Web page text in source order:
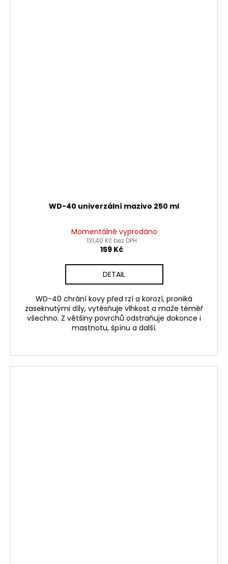
WD-40 univerzální mazivo 250 ml
Momentálně vyprodáno
131,40 Kč bez DPH
159 Kč
DETAIL
WD-40 chrání kovy před rzí a korozí, proniká
zaseknutými díly, vytěsňuje vlhkost a maže téměř
všechno. Z většiny povrchů odstraňuje dokonce i
mastnotu, špínu a další.